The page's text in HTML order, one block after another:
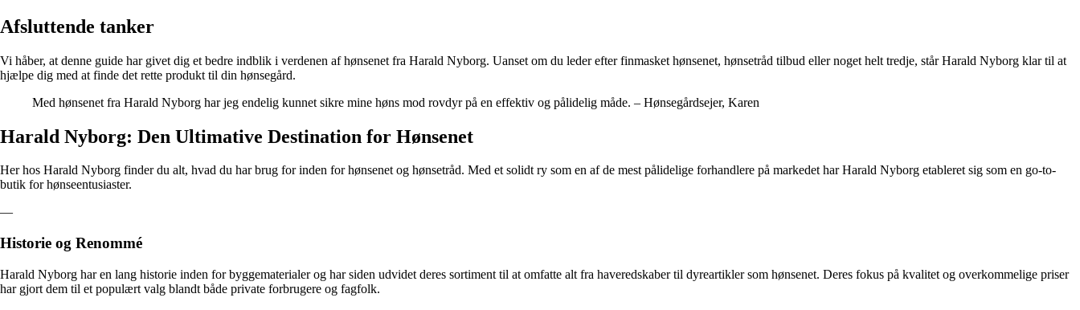
Afsluttende tanker
Vi håber, at denne guide har givet dig et bedre indblik i verdenen af hønsenet fra Harald Nyborg. Uanset om du leder efter finmasket hønsenet, hønsetråd tilbud eller noget helt tredje, står Harald Nyborg klar til at
hjælpe dig med at finde det rette produkt til din hønsegård.
Med hønsenet fra Harald Nyborg har jeg endelig kunnet sikre mine høns mod rovdyr på en effektiv og pålidelig måde. – Hønsegårdsejer, Karen
Harald Nyborg: Den Ultimative Destination for Hønsenet
Her hos Harald Nyborg finder du alt, hvad du har brug for inden for hønsenet og hønsetråd. Med et solidt ry som en af de mest pålidelige forhandlere på markedet har Harald Nyborg etableret sig som en go-to-
butik for hønseentusiaster.
—
Historie og Renommé
Harald Nyborg har en lang historie inden for byggematerialer og har siden udvidet deres sortiment til at omfatte alt fra haveredskaber til dyreartikler som hønsenet. Deres fokus på kvalitet og overkommelige priser
har gjort dem til et populært valg blandt både private forbrugere og fagfolk.